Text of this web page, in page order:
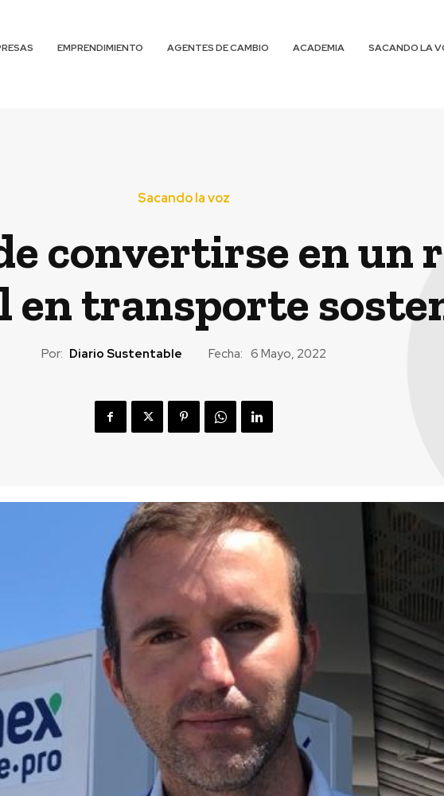
EMPRENDIMIENTO AGENTES DE CAMBIO ACADEMIA
SACANDO LA
Sacando la voz
convertirse en un
en transporte
Por: Diario Sustentable Fecha: 6 Mayo, 2022